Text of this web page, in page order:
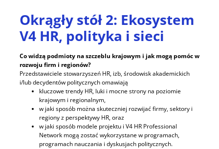
Okrągły stół 2: Ekosystem
V4 HR, polityka i sieci
Co widzą podmioty na szczeblu krajowym i jak mogą pomóc w
rozwoju firm i regionów?
Przedstawiciele stowarzyszeń HR, izb, środowisk akademickich
i/lub decydentów politycznych omawiają
kluczowe trendy HR, luki i mocne strony na poziomie
krajowym i regionalnym,
w jaki sposób można skuteczniej rozwijać firmy, sektory i
regiony z perspektywy HR, oraz
w jaki sposób modele projektu i V4 HR Professional
Network mogą zostać wykorzystane w programach,
programach nauczania i dyskusjach politycznych.